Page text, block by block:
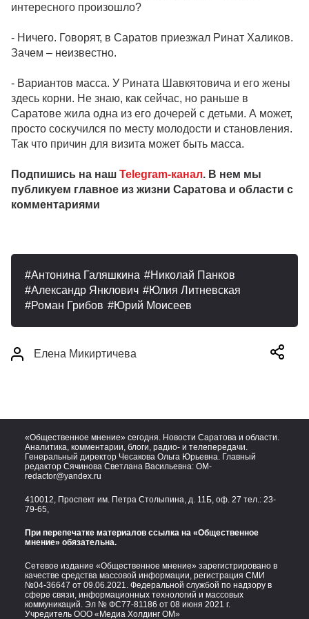
интересного произошло?
- Ничего. Говорят, в Саратов приезжал Ринат Халиков.
Зачем – неизвестно.
- Вариантов масса. У Рината Шавкятовича и его жены
здесь корни. Не знаю, как сейчас, но раньше в
Саратове жила одна из его дочерей с детьми. А может,
просто соскучился по месту молодости и становления.
Так что причин для визита может быть масса.
Подпишись на наш Telegram-канал. В нем мы
публикуем главное из жизни Саратова и области с
комментариями
Антонина Галяшкина
Николай Панков
Александр Янклович
Юлия Литневская
Роман Грибов
Юрий Моисеев
Елена Микиртичева
«Общественное мнение» сегодня. Новости Саратова и области.
Аналитика, комментарии, блоги, радио- и телепередачи.
Генеральный директор Чесакова Ольга Юрьевна. Главный
редактор Сячинова Светлана Васильевна: OM-
redactor@yandex.ru
410012, Проспект им. Петра Столыпина, д. 11Б, оф. 27 тел.: 23-
79-65,
При перепечатке материалов ссылка на «Общественное
мнение» обязательна.
Сетевое издание «Общественное мнение» зарегистрировано в
качестве средства массовой информации, регистрация СМИ
№04-36647 от 09.06.2021. Федеральной службой по надзору в
сфере связи, информационных технологий и массовых
коммуникаций. Эл № ФС77-81186 от 08 июня 2021 г.
Учредитель ООО «Медиа Холдинг ОМ»